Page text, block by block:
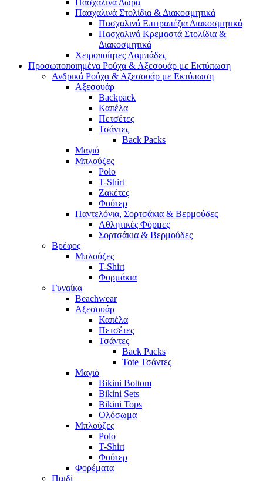
Πασχαλινά Στολίδια & Διακοσμητικά
Πασχαλινά Επιτραπέζια Διακοσμητικά
Πασχαλινά Κρεμαστά Στολίδια &
Διακοσμητικά
Χειροποίητες Λαμπάδες
Προσωποποιημένα Ρούχα & Αξεσουάρ με Εκτύπωση
Ανδρικά Ρούχα & Αξεσουάρ με Εκτύπωση
Αξεσουάρ
Backpack
Καπέλα
Πετσέτες
Τσάντες
Back Packs
Μαγιό
Μπλούζες
Polo
T-Shirt
Ζακέτες
Φούτερ
Παντελόνια, Σορτσάκια & Βερμούδες
Αθλητικές Φόρμες
Σορτσάκια & Βερμούδες
Βρέφος
Μπλούζες
T-Shirt
Φορμάκια
Γυναίκα
Beachwear
Αξεσουάρ
Καπέλα
Πετσέτες
Τσάντες
Back Packs
Tote Τσάντες
Μαγιό
Bikini Bottom
Bikini Sets
Bikini Tops
Ολόσωμα
Μπλούζες
Polo
T-Shirt
Φούτερ
Φορέματα
Παιδί